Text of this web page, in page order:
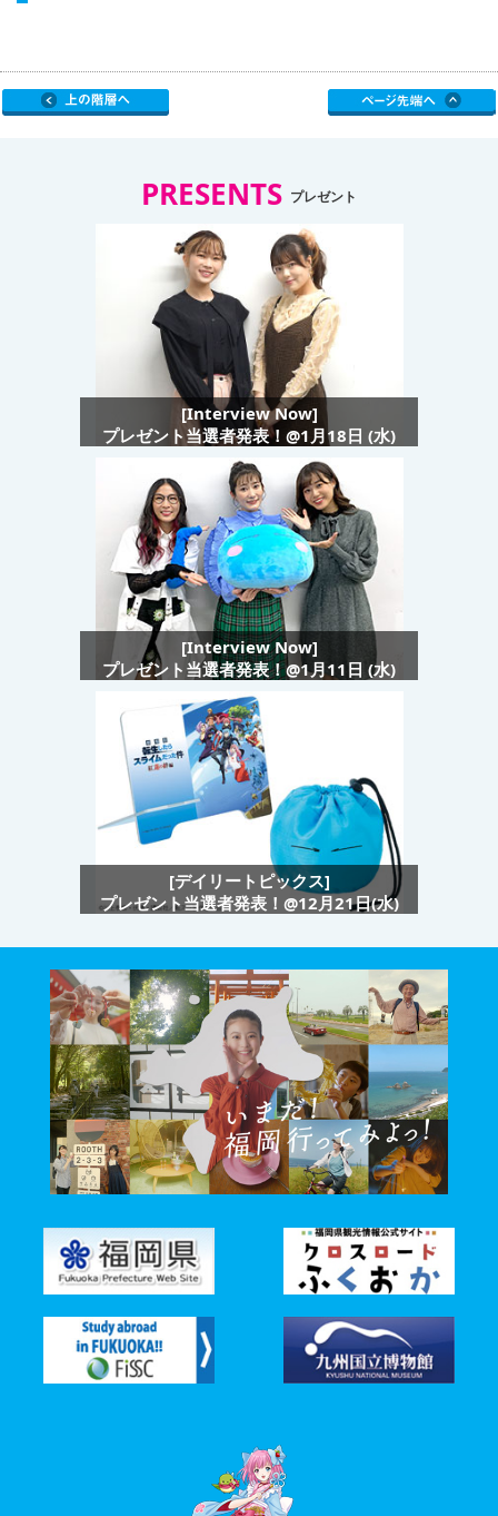
PRESENTS プレゼント
[Interview Now]
プレゼント当選者発表！@1月18日 (水)
[Interview Now]
プレゼント当選者発表！@1月11日 (水)
[デイリートピックス]
プレゼント当選者発表！@12月21日(水)